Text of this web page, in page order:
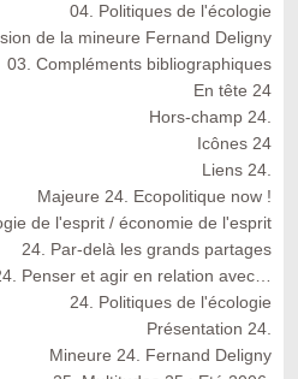
04. Politiques de l'écologie
de la mineure Fernand Deligny
03. Compléments bibliographiques
En tête 24
Hors-champ 24.
Icônes 24
Liens 24.
Majeure 24. Ecopolitique now !
de l'esprit / économie de l'esprit
24. Par-delà les grands partages
Penser et agir en relation avec…
24. Politiques de l'écologie
Présentation 24.
Mineure 24. Fernand Deligny